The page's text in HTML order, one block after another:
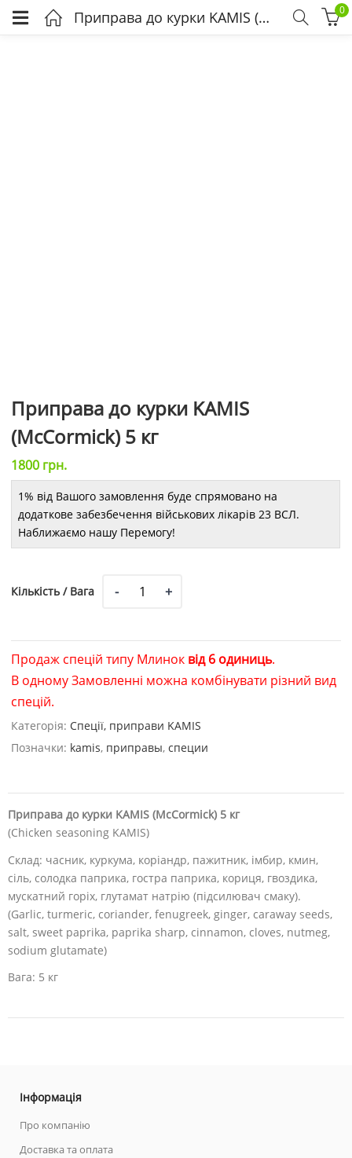
Приправа до курки KAMIS (McCormick) 5 кг 0
Приправа до курки KAMIS
(McCormick) 5 кг
1800 грн.
1% від Вашого замовлення буде спрямовано на
додаткове забезбечення військових лікарів 23 ВСЛ.
Наближаємо нашу Перемогу!
Кількість / Вага
Кількість
Продаж спецій типу Млинок від 6 одиниць.
В одному Замовленні можна комбінувати різний вид
спецій.
Категорія: Спеції, приправи KAMIS
Позначки: kamis, приправы,специи
Приправа до курки KAMIS (McCormick) 5 кг
(Chicken seasoning KAMIS)
Склад: часник, куркума, коріандр, пажитник, імбир, кмин,
сіль, солодка паприка, гостра паприка, кориця, гвоздика,
мускатний горіх, глутамат натрію (підсилювач смаку).
(Garlic, turmeric, coriander, fenugreek, ginger, caraway seeds,
salt, sweet paprika, paprika sharp, cinnamon, cloves, nutmeg,
sodium glutamate)
Вага: 5 кг
Інформація
Про компанію
Доставка та оплата